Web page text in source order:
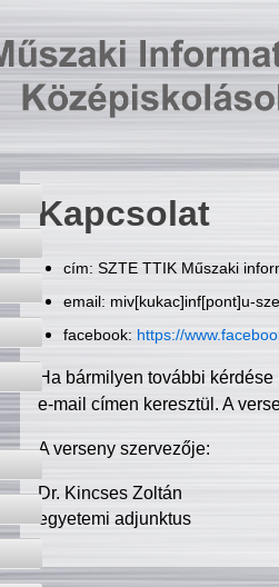
Kapcsolat
cím: SZTE TTIK Műszaki
email: miv[kukac]inf[pont]u-
facebook: https://
Ha bármilyen további
e-mail címen keresztül. A
A verseny szervezője:
Dr. Kincses Zoltán
egyetemi adjunktus